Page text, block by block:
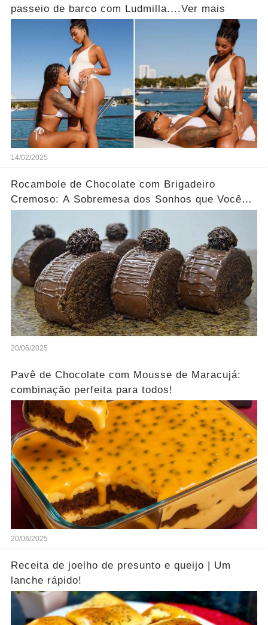
passeio de barco com Ludmilla....Ver mais
14/02/2025
Rocambole de Chocolate com Brigadeiro
Cremoso: A Sobremesa dos Sonhos que Você
20/06/2025
Pavê de Chocolate com Mousse de Maracujá:
combinação perfeita para todos!
20/06/2025
Receita de joelho de presunto e queijo | Um
lanche rápido!